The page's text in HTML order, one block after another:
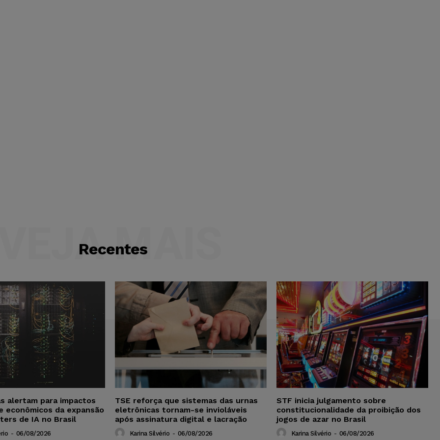
Recentes
VEJA MAIS
alertam para impactos
econômicos da expansão
de IA no Brasil
- 06/08/2026
TSE reforça que sistemas das urnas
eletrônicas tornam-se invioláveis
após assinatura digital e lacração
Karina Silvério - 06/08/2026
STF inicia julgamento sobre
constitucionalidade da proibição dos
jogos de azar no Brasil
Karina Silvério - 06/08/2026